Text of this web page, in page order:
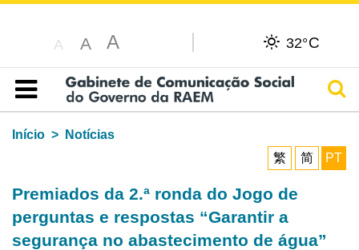
A A A 32°C
Índice
Início
Notícias
繁
简 PT
Premiados da 2.ª ronda do Jogo de
perguntas e respostas “Garantir a
segurança no abastecimento de água”